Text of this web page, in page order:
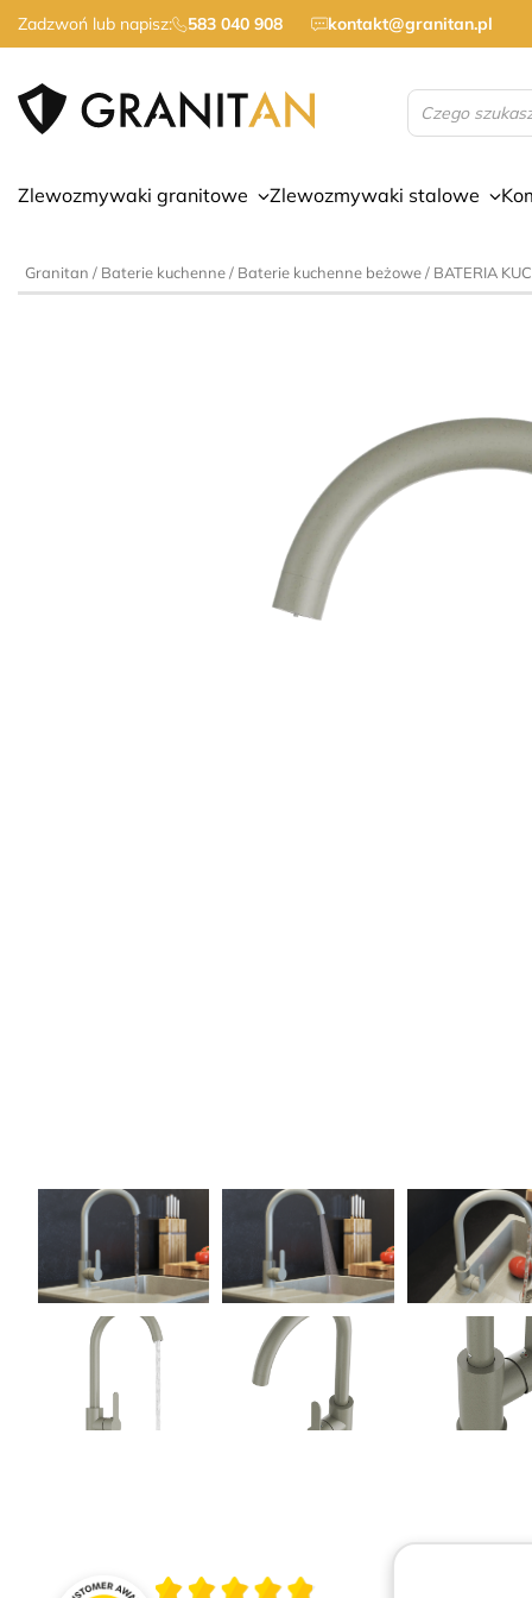
Zadzwoń lub napisz: 583 040 908 kontakt@granitan.pl
Wyszukiwarka
produktów
Zlewozmywaki granitowe Zlewozmywaki stalowe
Granitan / Baterie kuchenne/ Baterie kuchenne beżowe/ BATERIA
Średnia ocena 4.9 z 5